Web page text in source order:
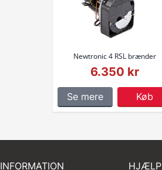
Newtronic 4 RSL brænder
6.350 kr
Se mere Køb
INFORMATION HJÆLP